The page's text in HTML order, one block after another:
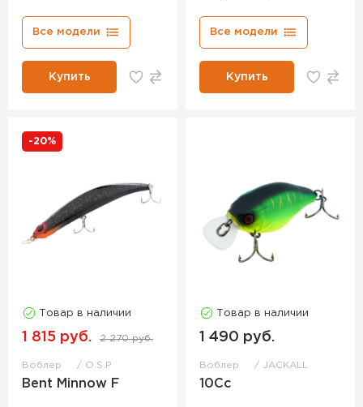
Все модели
Купить
Все модели
Купить
-20%
Товар в наличии
1 815 руб. 2 270 руб.
Воблер O.S.P
Bent Minnow F
Товар в наличии
1 490 руб.
Воблер JACKALL
10Cc